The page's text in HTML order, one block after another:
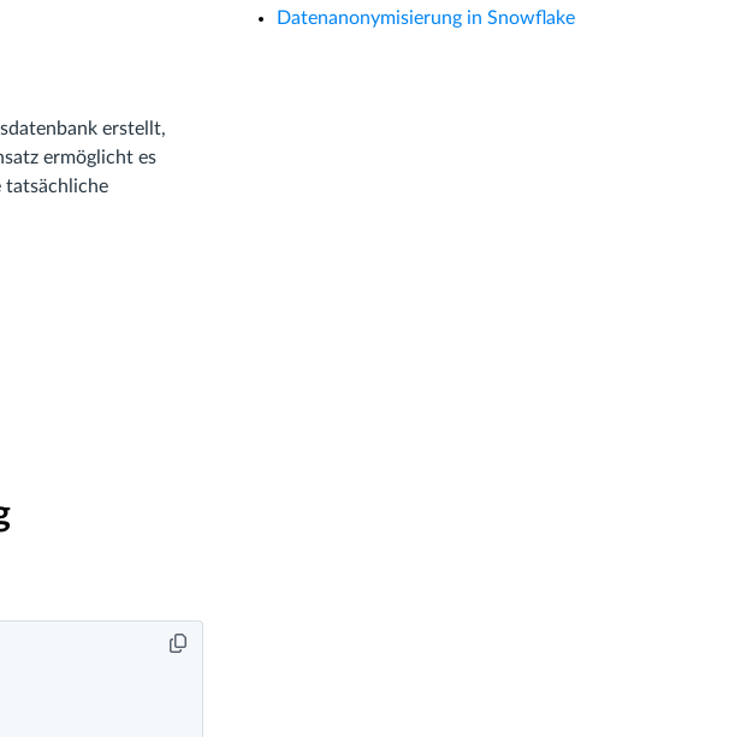
erstellt,
ermöglicht es
tatsächliche
Datenanonymisierung in Snowflake